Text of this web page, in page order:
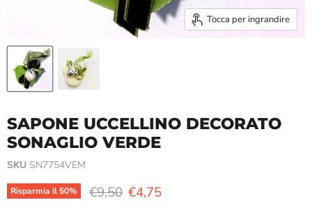
Tocca per ingrandire
SAPONE UCCELLINO DECORATO
SONAGLIO VERDE
SKU SN7754VEM
Risparmia il 50% Prezzo originale
€9,50 Prezzo attuale
€4,75